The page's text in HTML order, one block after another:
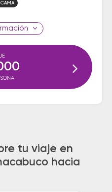
tu viaje en
hacia